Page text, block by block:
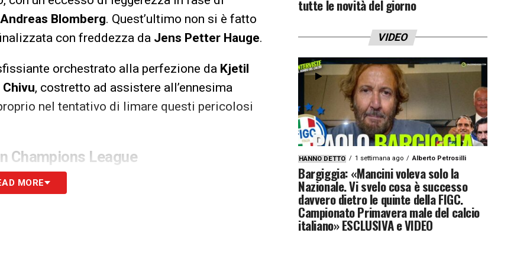
Andreas Blomberg. Quest’ultimo non si è fatto
con freddezza da Jens Petter Hauge.
orchestrato alla perfezione da Kjetil
, costretto ad assistere all’ennesima
nel tentativo di limare questi pericolosi
Champions League
quadrato del reparto,
MORE
tutte le novità del giorno
VIDEO
HANNO DETTO 1 settimana ago Alberto Petrosilli
Bargiggia: «Mancini voleva solo la
Nazionale. Vi svelo cosa è successo
davvero dietro le quinte della FIGC.
Campionato Primavera male del calcio
italiano» ESCLUSIVA e VIDEO